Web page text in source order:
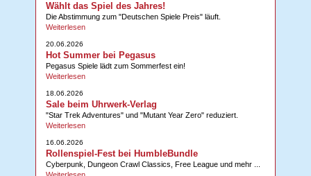
Wählt das Spiel des Jahres!
Die Abstimmung zum "Deutschen Spiele Preis" läuft.
Weiterlesen
20.06.2026
Hot Summer bei Pegasus
Pegasus Spiele lädt zum Sommerfest ein!
Weiterlesen
18.06.2026
Sale beim Uhrwerk-Verlag
"Star Trek Adventures" und "Mutant Year Zero" reduziert.
Weiterlesen
16.06.2026
Rollenspiel-Fest bei HumbleBundle
Cyberpunk, Dungeon Crawl Classics, Free League und mehr ...